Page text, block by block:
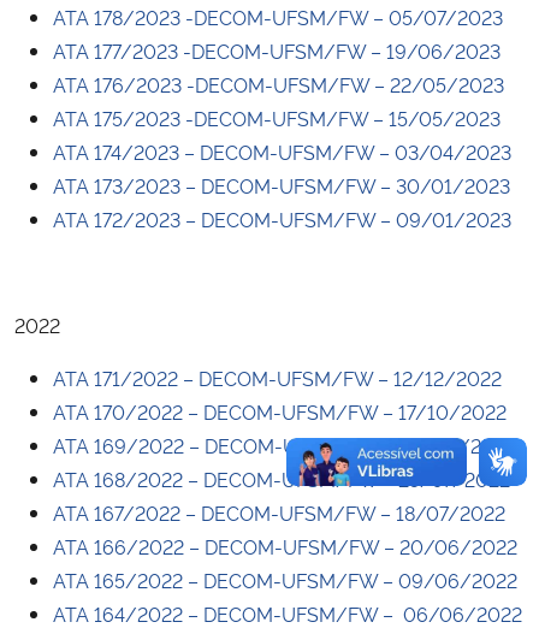
ATA 178/2023 -DECOM-UFSM/FW – 05/07/2023
ATA 177/2023 -DECOM-UFSM/FW – 19/06/2023
ATA 176/2023 -DECOM-UFSM/FW – 22/05/2023
ATA 175/2023 -DECOM-UFSM/FW – 15/05/2023
ATA 174/2023 – DECOM-UFSM/FW – 03/04/2023
ATA 173/2023 – DECOM-UFSM/FW – 30/01/2023
ATA 172/2023 – DECOM-UFSM/FW – 09/01/2023
2022
ATA 171/2022 – DECOM-UFSM/FW – 12/12/2022
ATA 170/2022 – DECOM-UFSM/FW – 17/10/2022
ATA 169/2022 – DECOM-UFSM/FW – 08/08/2022
ATA 168/2022 – DECOM-UFSM/FW – 25/07/2022
ATA 167/2022 – DECOM-UFSM/FW – 18/07/2022
ATA 166/2022 – DECOM-UFSM/FW – 20/06/2022
ATA 165/2022 – DECOM-UFSM/FW – 09/06/2022
ATA 164/2022 – DECOM-UFSM/FW – 06/06/2022